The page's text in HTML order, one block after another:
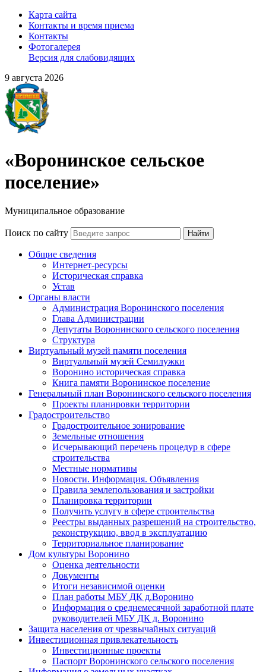
Карта сайта
Контакты и время приема
Контакты
Фотогалерея
Версия для слабовидящих
9 августа 2026
«Воронинское сельское
поселение»
Муниципальное образование
Поиск по сайту Найти
Общие сведения
Интернет-ресурсы
Историческая справка
Устав
Органы власти
Администрация Воронинского поселения
Глава Администрации
Депутаты Воронинского сельского поселения
Структура
Виртуальный музей памяти поселения
Виртуальный музей Семилужки
Воронино историческая справка
Книга памяти Воронинское поселение
Генеральный план Воронинского сельского поселения
Проекты планировки территории
Градостроительство
Градостроительное зонирование
Земельные отношения
Исчерывающий перечень процедур в сфере
строительства
Местные нормативы
Новости. Информация. Объявления
Правила землепользования и застройки
Планировка территории
Получить услугу в сфере строительства
Реестры выданных разрешений на строительство,
реконструкцию, ввод в эксплуатацию
Территориальное планирование
Дом культуры Воронино
Оценка деятельности
Документы
Итоги независимой оценки
План работы МБУ ДК д.Воронино
Информация о среднемесячной заработной плате
руководителей МБУ ДК д. Воронино
Защита населения от чрезвычайных ситуаций
Инвестиционная привлекательность
Инвестиционные проекты
Паспорт Воронинского сельского поселения